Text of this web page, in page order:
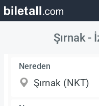
Şırnak -
Nereden